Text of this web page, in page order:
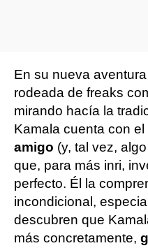
En su nueva aventura
rodeada de freaks
mirando hacía la
Kamala cuenta con
amigo (y, tal vez,
que, para más inri,
perfecto. Él la
incondicional,
descubren que
más concretamente,